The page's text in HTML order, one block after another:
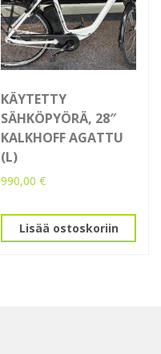
KÄYTETTY
SÄHKÖPYÖRÄ, 28″
KALKHOFF AGATTU
(L)
990,00€
Lisää ostoskoriin